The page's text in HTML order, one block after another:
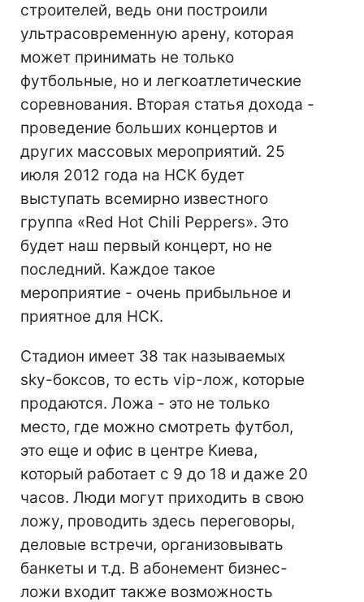
строителей, ведь они построили
ультрасовременную арену, которая
может принимать не только
футбольные, но и легкоатлетические
соревнования. Вторая статья дохода -
проведение больших концертов и
других массовых мероприятий. 25
июля 2012 года на НСК будет
выступать всемирно известного
группа «Red Hot Chili Peppers». Это
будет наш первый концерт, но не
последний. Каждое такое
мероприятие - очень прибыльное и
приятное для НСК.
Стадион имеет 38 так называемых
sky-боксов, то есть vip-лож, которые
продаются. Ложа - это не только
место, где можно смотреть футбол,
это еще и офис в центре Киева,
который работает с 9 до 18 и даже 20
часов. Люди могут приходить в свою
ложу, проводить здесь переговоры,
деловые встречи, организовывать
банкеты и т.д. В абонемент бизнес-
ложи входит также возможность